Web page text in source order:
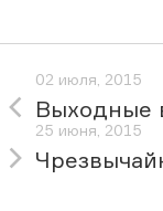
02 июля, 2015
Выходные
25 июня, 2015